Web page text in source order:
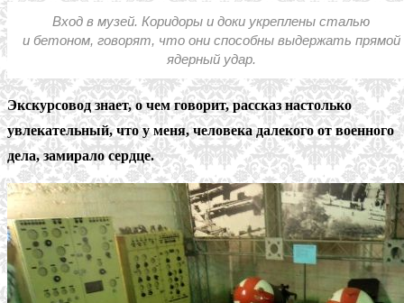
Вход в музей. Коридоры и доки укреплены сталью
и бетоном, говорят, что они способны выдержать прямой
ядерный удар.
Экскурсовод знает, о чем говорит, рассказ настолько
увлекательный, что у меня, человека далекого от военного
дела, замирало сердце.